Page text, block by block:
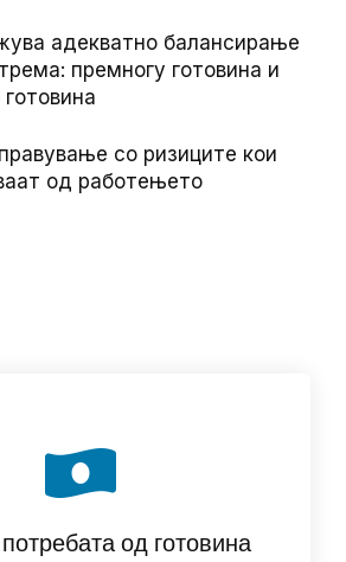
адекватно балансирање
премногу готовина и
со ризиците кои
од работењето
од готовина